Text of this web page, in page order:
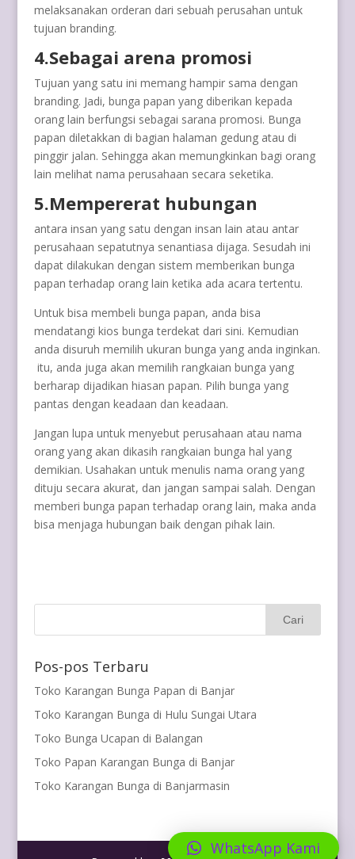
melaksanakan orderan dari sebuah perusahan untuk
tujuan branding.
4.Sebagai arena promosi
Tujuan yang satu ini memang hampir sama dengan
branding. Jadi, bunga papan yang diberikan kepada
orang lain berfungsi sebagai sarana promosi. Bunga
papan diletakkan di bagian halaman gedung atau di
pinggir jalan. Sehingga akan memungkinkan bagi orang
lain melihat nama perusahaan secara seketika.
5.Mempererat hubungan
antara insan yang satu dengan insan lain atau antar
perusahaan sepatutnya senantiasa dijaga. Sesudah ini
dapat dilakukan dengan sistem memberikan bunga
papan terhadap orang lain ketika ada acara tertentu.
Untuk bisa membeli bunga papan, anda bisa
mendatangi kios bunga terdekat dari sini. Kemudian
anda disuruh memilih ukuran bunga yang anda inginkan.
itu, anda juga akan memilih rangkaian bunga yang
berharap dijadikan hiasan papan. Pilih bunga yang
pantas dengan keadaan dan keadaan.
Jangan lupa untuk menyebut perusahaan atau nama
orang yang akan dikasih rangkaian bunga hal yang
demikian. Usahakan untuk menulis nama orang yang
dituju secara akurat, dan jangan sampai salah. Dengan
memberi bunga papan terhadap orang lain, maka anda
bisa menjaga hubungan baik dengan pihak lain.
Pos-pos Terbaru
Toko Karangan Bunga Papan di Banjar
Toko Karangan Bunga di Hulu Sungai Utara
Toko Bunga Ucapan di Balangan
Toko Papan Karangan Bunga di Banjar
Toko Karangan Bunga di Banjarmasin
WhatsApp Kami